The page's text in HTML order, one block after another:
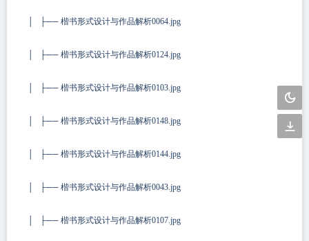
│ ├── 楷书形式设计与作品解析0064.jpg
│ ├── 楷书形式设计与作品解析0124.jpg
│ ├── 楷书形式设计与作品解析0103.jpg
│ ├── 楷书形式设计与作品解析0148.jpg
│ ├── 楷书形式设计与作品解析0144.jpg
│ ├── 楷书形式设计与作品解析0043.jpg
│ ├── 楷书形式设计与作品解析0107.jpg